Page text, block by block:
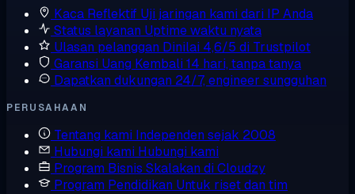
Kaca Reflektif Uji jaringan kami dari IP Anda
Status layanan Uptime waktu nyata
Ulasan pelanggan Dinilai 4,6/5 di Trustpilot
Garansi Uang Kembali 14 hari, tanpa tanya
Dapatkan dukungan 24/7, engineer sungguhan
PERUSAHAAN
Tentang kami Independen sejak 2008
Hubungi kami Hubungi kami
Program Bisnis Skalakan di Cloudzy
Program Pendidikan Untuk riset dan tim